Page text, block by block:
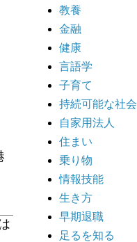
教養
金融
健康
言語学
子育て
持続可能な社会
自家用法人
住まい
乗り物
情報技能
生き方
早期退職
足るを知る